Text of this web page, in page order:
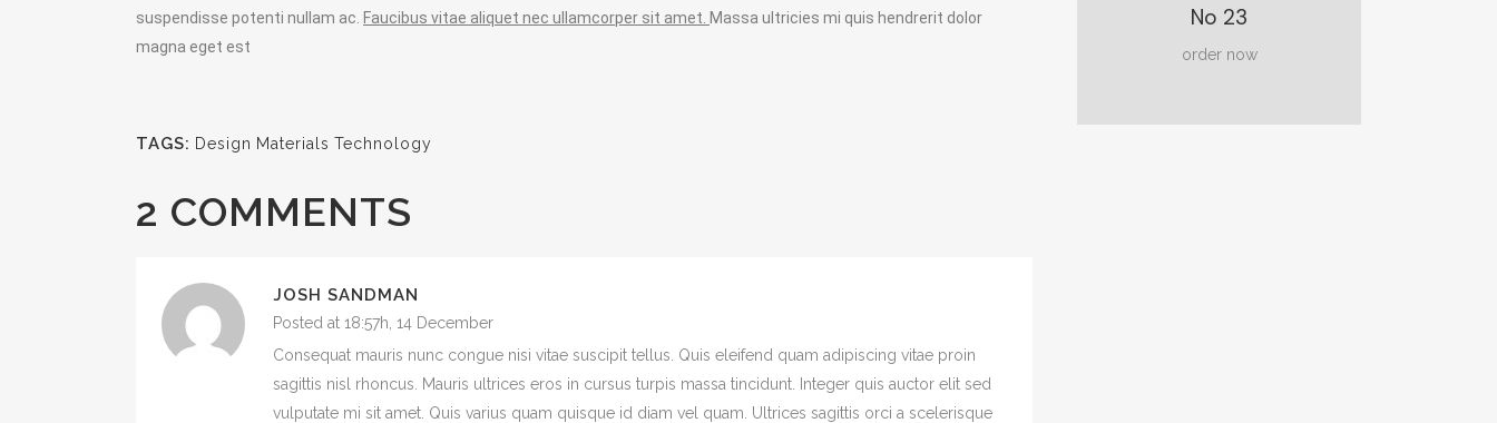
suspendisse potenti nullam ac. Faucibus vitae aliquet nec ullamcorper sit amet. Massa ultricies mi quis hendrerit dolor
magna eget est
TAGS: Design Materials Technology
2 COMMENTS
JOSH SANDMAN
Posted at 18:57h, 14 December
Consequat mauris nunc congue nisi vitae suscipit tellus. Quis eleifend quam adipiscing vitae proin
sagittis nisl rhoncus. Mauris ultrices eros in cursus turpis massa tincidunt. Integer quis auctor elit sed
vulputate mi sit amet. Quis varius quam quisque id diam vel quam. Ultrices sagittis orci a scelerisque
No 23
order now